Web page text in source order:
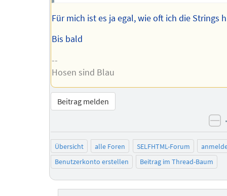
Für mich ist es ja egal, wie oft ich die Strings
Bis bald
--
Hosen sind Blau
Beitrag melden
Übersicht alle Foren SELFHTML-Forum
Benutzerkonto erstellen
Beitrag im Thread-Baum